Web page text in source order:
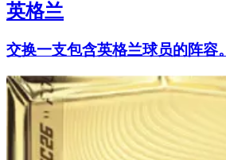
英格兰
交换一支包含英格兰球员的阵容。